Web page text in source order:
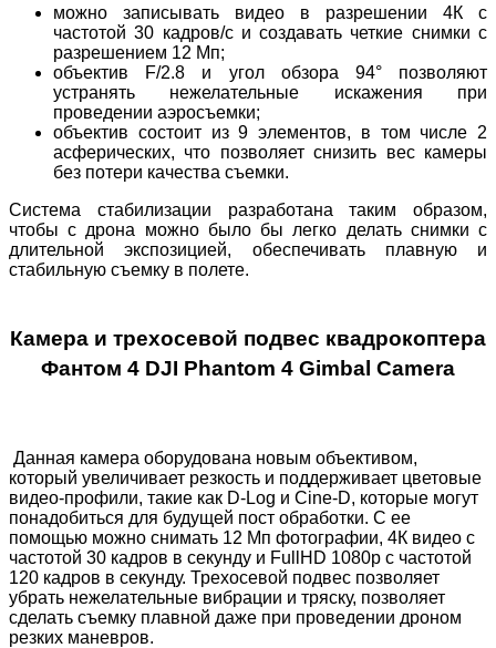
можно записывать видео в разрешении 4К с
частотой 30 кадров/с и создавать четкие снимки с
разрешением 12 Мп;
объектив F/2.8 и угол обзора 94° позволяют
устранять нежелательные искажения при
проведении аэросъемки;
объектив состоит из 9 элементов, в том числе 2
асферических, что позволяет снизить вес камеры
без потери качества съемки.
Система стабилизации разработана таким образом,
чтобы с дрона можно было бы легко делать снимки с
длительной экспозицией, обеспечивать плавную и
стабильную съемку в полете.
Камера и трехосевой подвес квадрокоптера
Фантом 4 DJI Phantom 4 Gimbal Camera
Данная камера оборудована новым объективом,
который увеличивает резкость и поддерживает цветовые
видео-профили, такие как D-Log и Cine-D, которые могут
понадобиться для будущей пост обработки. С ее
помощью можно снимать 12 Мп фотографии, 4К видео с
частотой 30 кадров в секунду и FullHD 1080p с частотой
120 кадров в секунду. Трехосевой подвес позволяет
убрать нежелательные вибрации и тряску, позволяет
сделать съемку плавной даже при проведении дроном
резких маневров.